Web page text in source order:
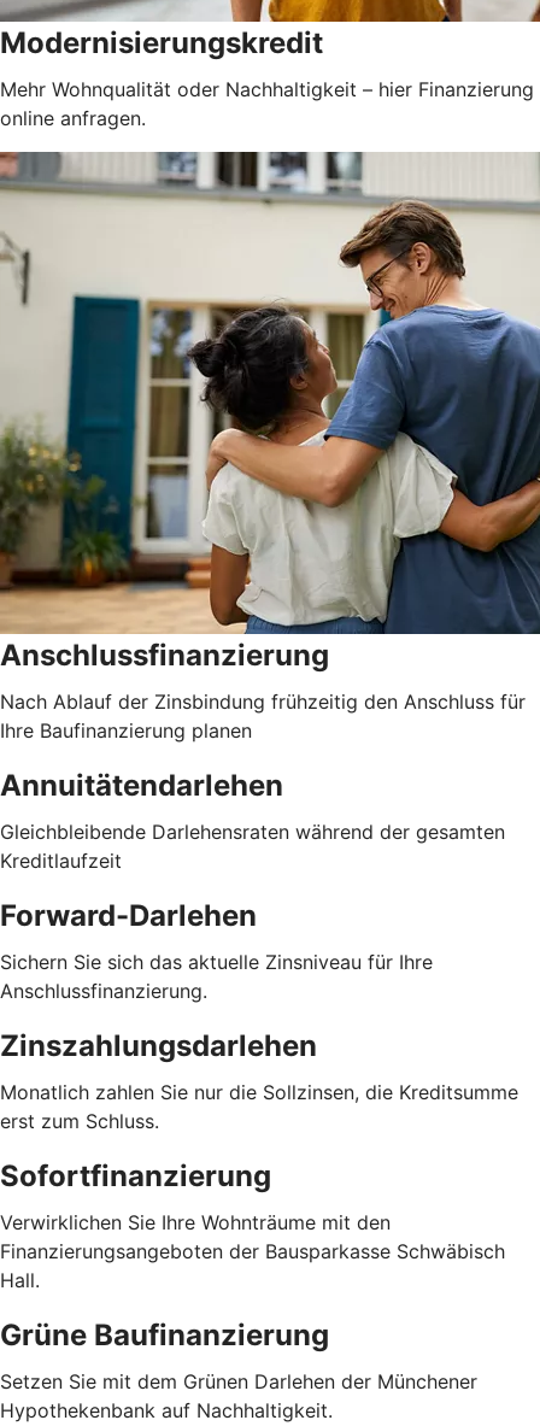
Modernisierungskredit
Mehr Wohnqualität oder Nachhaltigkeit – hier Finanzierung
online anfragen.
Anschlussfinanzierung
Nach Ablauf der Zinsbindung frühzeitig den Anschluss für
Ihre Baufinanzierung planen
Annuitätendarlehen
Gleichbleibende Darlehensraten während der gesamten
Kreditlaufzeit
Forward-Darlehen
Sichern Sie sich das aktuelle Zinsniveau für Ihre
Anschlussfinanzierung.
Zinszahlungsdarlehen
Monatlich zahlen Sie nur die Sollzinsen, die Kreditsumme
erst zum Schluss.
Sofortfinanzierung
Verwirklichen Sie Ihre Wohnträume mit den
Finanzierungsangeboten der Bausparkasse Schwäbisch
Hall.
Grüne Baufinanzierung
Setzen Sie mit dem Grünen Darlehen der Münchener
Hypothekenbank auf Nachhaltigkeit.